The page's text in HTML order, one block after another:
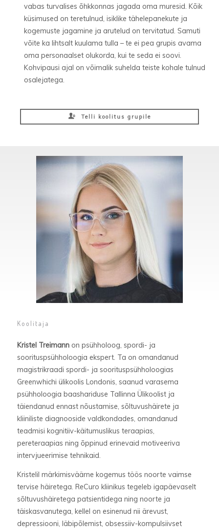
vabas turvalises õhkkonnas jagada oma muresid. Kõik
küsimused on teretulnud, isiklike tähelepanekute ja
kogemuste jagamine ja arutelud on tervitatud. Samuti
võite ka lihtsalt kuulama tulla – te ei pea grupis avama
oma personaalset olukorda, kui te seda ei soovi.
Kohvipausi ajal on võimalik suhelda teiste kohale tulnud
osalejatega.
Telli koolitus grupile
Koolitaja
Kristel Treimann on psühholoog, spordi- ja
soorituspsühholoogia ekspert. Ta on omandanud
magistrikraadi spordi- ja soorituspsühholoogias
Greenwhichi ülikoolis Londonis, saanud varasema
psühholoogia baashariduse Tallinna Ülikoolist ja
täiendanud ennast nõustamise, sõltuvushäirete ja
kliiniliste diagnooside valdkondades, omandanud
teadmisi kognitiiv-käitumuslikus teraapias,
pereteraapias ning õppinud erinevaid motiveeriva
intervjueerimise tehnikaid.
Kristelil märkimisväärne kogemus töös noorte vaimse
tervise häiretega. ReCuro kliinikus tegeleb igapäevaselt
sõltuvushäiretega patsientidega ning noorte ja
täiskasvanutega, kellel on esinenud nii ärevust,
depressiooni, läbipõlemist, obsessiiv-kompulsiivset